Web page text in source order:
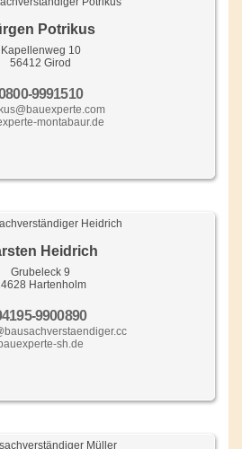
Potrikus
Kapellenweg 10
56412 Girod
9991510
montabaur.de
Heidrich
Grubeleck 9
Hartenholm
9900890
sh.de